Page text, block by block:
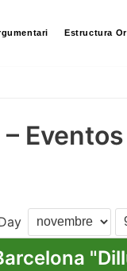
Estructura
Eventos
Month
Day
Year